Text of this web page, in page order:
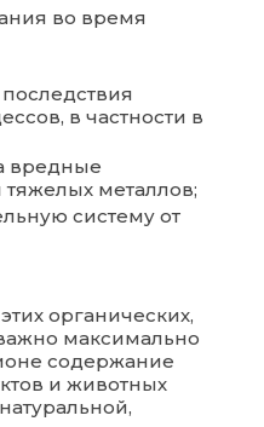
во время
в частности в
вредные
металлов;
систему от
органических,
максимально
содержание
и животных